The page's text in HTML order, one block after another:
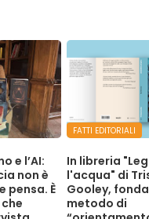
e l’AI:
non è
pensa. È
FATTI EDITORIALI
In libreria
l'acqua" di
Gooley,
metodo di